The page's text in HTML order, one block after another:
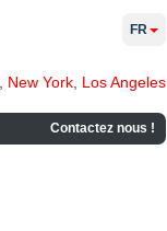
New York Los Angeles
Contactez nous !
FR